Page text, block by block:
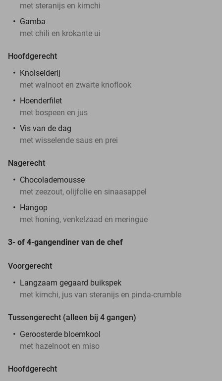
met steranijs en kimchi
Gamba
met chili en krokante ui
Hoofdgerecht
Knolselderij
met walnoot en zwarte knoflook
Hoenderfilet
met bospeen en jus
Vis van de dag
met wisselende saus en prei
Nagerecht
Chocolademousse
met zeezout, olijfolie en sinaasappel
Hangop
met honing, venkelzaad en meringue
3- of 4-gangendiner van de chef
Voorgerecht
Langzaam gegaard buikspek
met kimchi, jus van steranijs en pinda-crumble
Tussengerecht (alleen bij 4 gangen)
Geroosterde bloemkool
met hazelnoot en miso
Hoofdgerecht